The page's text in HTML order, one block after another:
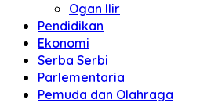
Ogan Ilir
Pendidikan
Ekonomi
Serba Serbi
Parlementaria
Pemuda dan Olahraga